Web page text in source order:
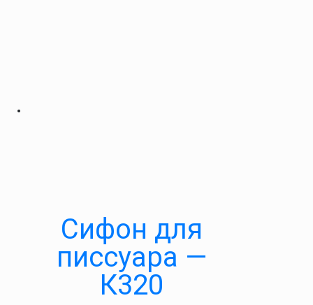
Сифон для
писсуара —
К320